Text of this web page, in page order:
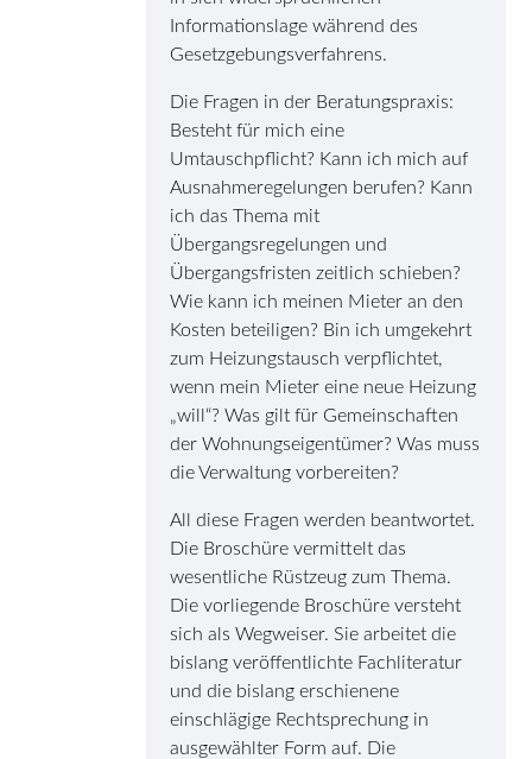
Informationslage während des
Gesetzgebungsverfahrens.
Die Fragen in der Beratungspraxis:
Besteht für mich eine
Umtauschpflicht? Kann ich mich auf
Ausnahmeregelungen berufen? Kann
ich das Thema mit
Übergangsregelungen und
Übergangsfristen zeitlich schieben?
Wie kann ich meinen Mieter an den
Kosten beteiligen? Bin ich umgekehrt
zum Heizungstausch verpflichtet,
wenn mein Mieter eine neue Heizung
„will“? Was gilt für Gemeinschaften
der Wohnungseigentümer? Was muss
die Verwaltung vorbereiten?
All diese Fragen werden beantwortet.
Die Broschüre vermittelt das
wesentliche Rüstzeug zum Thema.
Die vorliegende Broschüre versteht
sich als Wegweiser. Sie arbeitet die
bislang veröffentlichte Fachliteratur
und die bislang erschienene
einschlägige Rechtsprechung in
ausgewählter Form auf. Die